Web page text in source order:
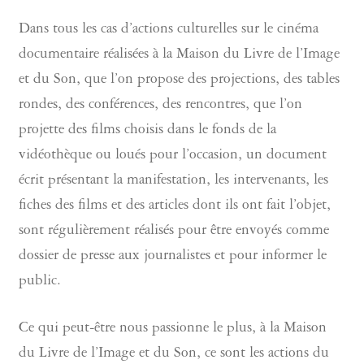
Dans tous les cas d’actions culturelles sur le cinéma
documentaire réalisées à la Maison du Livre de l’Image
et du Son, que l’on propose des projections, des tables
rondes, des conférences, des rencontres, que l’on
projette des films choisis dans le fonds de la
vidéothèque ou loués pour l’occasion, un document
écrit présentant la manifestation, les intervenants, les
fiches des films et des articles dont ils ont fait l’objet,
sont régulièrement réalisés pour être envoyés comme
dossier de presse aux journalistes et pour informer le
public.
Ce qui peut-être nous passionne le plus, à la Maison
du Livre de l’Image et du Son, ce sont les actions du